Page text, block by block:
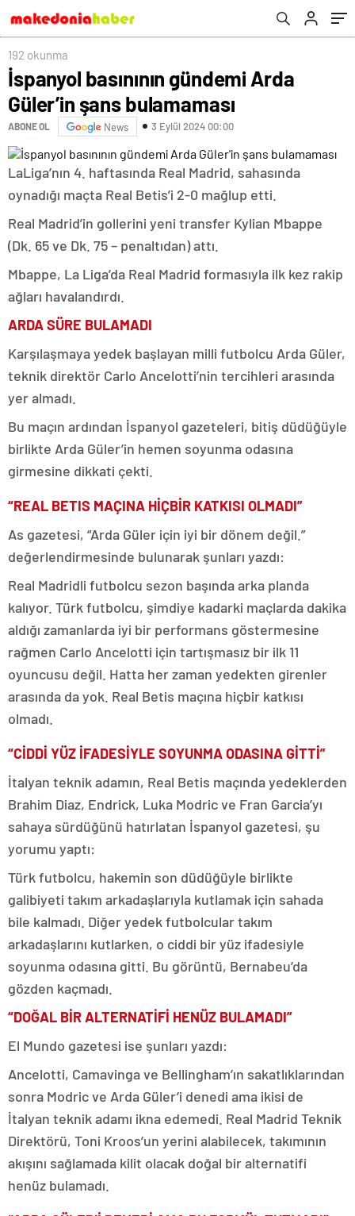
192 okunma
İspanyol basınının gündemi Arda
Güler’in şans bulamaması
ABONE OL News 3 Eylül 2024 00:00
LaLiga’nın 4. haftasında Real Madrid, sahasında
oynadığı maçta Real Betis’i 2-0 mağlup etti.
Real Madrid’in gollerini yeni transfer Kylian Mbappe
(Dk. 65 ve Dk. 75 – penaltıdan) attı.
Mbappe, La Liga’da Real Madrid formasıyla ilk kez rakip
ağları havalandırdı.
ARDA SÜRE BULAMADI
Karşılaşmaya yedek başlayan milli futbolcu Arda Güler,
teknik direktör Carlo Ancelotti’nin tercihleri arasında
yer almadı.
Bu maçın ardından İspanyol gazeteleri, bitiş düdüğüyle
birlikte Arda Güler’in hemen soyunma odasına
girmesine dikkati çekti.
“REAL BETIS MAÇINA HİÇBİR KATKISI OLMADI”
As gazetesi, “Arda Güler için iyi bir dönem değil.”
değerlendirmesinde bulunarak şunları yazdı:
Real Madridli futbolcu sezon başında arka planda
kalıyor. Türk futbolcu, şimdiye kadarki maçlarda dakika
aldığı zamanlarda iyi bir performans göstermesine
rağmen Carlo Ancelotti için tartışmasız bir ilk 11
oyuncusu değil. Hatta her zaman yedekten girenler
arasında da yok. Real Betis maçına hiçbir katkısı
olmadı.
“CİDDİ YÜZ İFADESİYLE SOYUNMA ODASINA GİTTİ”
İtalyan teknik adamın, Real Betis maçında yedeklerden
Brahim Diaz, Endrick, Luka Modric ve Fran Garcia’yı
sahaya sürdüğünü hatırlatan İspanyol gazetesi, şu
yorumu yaptı:
Türk futbolcu, hakemin son düdüğüyle birlikte
galibiyeti takım arkadaşlarıyla kutlamak için sahada
bile kalmadı. Diğer yedek futbolcular takım
arkadaşlarını kutlarken, o ciddi bir yüz ifadesiyle
soyunma odasına gitti. Bu görüntü, Bernabeu’da
gözden kaçmadı.
“DOĞAL BİR ALTERNATİFİ HENÜZ BULAMADI”
El Mundo gazetesi ise şunları yazdı:
Ancelotti, Camavinga ve Bellingham’ın sakatlıklarından
sonra Modric ve Arda Güler’i denedi ama ikisi de
İtalyan teknik adamı ikna edemedi. Real Madrid Teknik
Direktörü, Toni Kroos’un yerini alabilecek, takımının
akışını sağlamada kilit olacak doğal bir alternatifi
henüz bulamadı.